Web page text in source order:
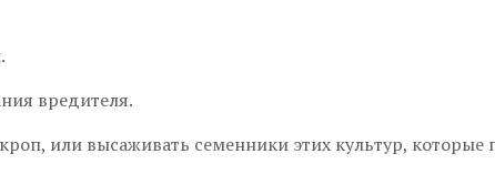
вредителя.
или высаживать семенники этих культур, которые